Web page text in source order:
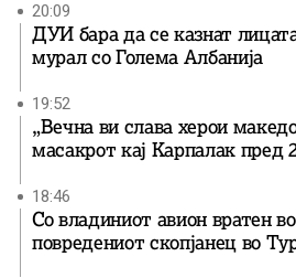
20:09
ДУИ бара да се казнат
мурал со Голема Албанија
19:52
„Вечна ви слава херои
масакрот кај Карпалак пред
18:46
Со владиниот авион вратен
повредениот скопјанец во